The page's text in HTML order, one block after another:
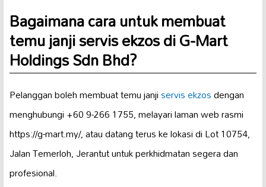
Bagaimana cara untuk membuat
temu janji servis ekzos di G-Mart
Holdings Sdn Bhd?
Pelanggan boleh membuat temu janjiservis ekzosdengan
menghubungi +60 9-266 1755, melayari laman web rasmi
https://g-mart.my/, atau datang terus ke lokasi di Lot 10754,
Jalan Temerloh, Jerantut untuk perkhidmatan segera dan
profesional.